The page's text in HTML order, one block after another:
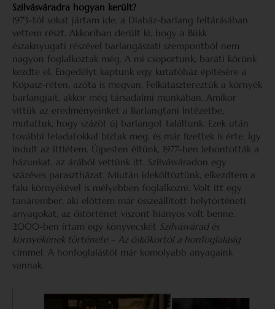
Szilvásváradra hogyan került?
1973-tól sokat jártam ide, a Diabáz-barlang feltárásában
vettem részt. Akkoriban derült ki, hogy a Bükk
északnyugati részével barlangászati szempontból nem
nagyon foglalkoztak még. A mi csoportunk, baráti körünk
kezdte el. Engedélyt kaptunk egy kutatóház építésére a
Kopasz-réten, azóta is megvan. Felkatasztereztük a környék
barlangjait, akkor még társadalmi munkában. Amikor
vittük az eredményeinket a Barlangtani Intézetbe,
mutattuk, hogy százöt új barlangot találtunk. Ezek után
további feladatokkal bíztak meg, és már fizettek is érte. Így
indult az ittlétem. Újpesten éltünk, 1977-ben lebontották a
házunkat, az árából vettünk itt, Szilvásváradon egy
százéves parasztházat. Miután ideköltöztünk, elkezdtem a
falu környékével is mélyebben foglalkozni. Volt itt egy
tanárember, aki előttem már összeállított helytörténeti
anyagokat, az őstörténet viszont hiányos volt benne.
2000-ben írtam egy könyvecskét Szilvásvárad és
környékének története – Az őskőkortól a honfoglalásig
címmel. A honfoglalástól már komolyabb anyagaink
vannak.